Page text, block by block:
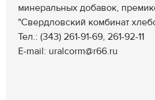
минеральных добавок,
"Свердловский комбинат
Тел.: (343) 261-91-69, 261-92-11
E-mail: uralcorm@r66.ru